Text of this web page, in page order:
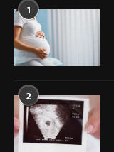
1
2